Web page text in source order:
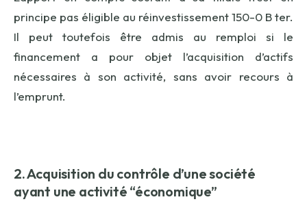
principe pas éligible au réinvestissement 150-0 B ter.
Il peut toutefois être admis au remploi si le
financement a pour objet l’acquisition d’actifs
nécessaires à son activité, sans avoir recours à
l’emprunt.
2. Acquisition du contrôle d’une société
ayant une activité “économique”